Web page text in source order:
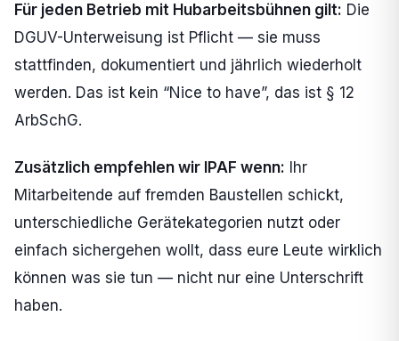
Für jeden Betrieb mit Hubarbeitsbühnen gilt: Die
DGUV-Unterweisung ist Pflicht — sie muss
stattfinden, dokumentiert und jährlich wiederholt
werden. Das ist kein “Nice to have”, das ist § 12
ArbSchG.
Zusätzlich empfehlen wir IPAF wenn: Ihr
Mitarbeitende auf fremden Baustellen schickt,
unterschiedliche Gerätekategorien nutzt oder
einfach sichergehen wollt, dass eure Leute wirklich
können was sie tun — nicht nur eine Unterschrift
haben.